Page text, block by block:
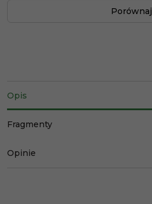
Porównaj
Opis
Fragmenty
Opinie